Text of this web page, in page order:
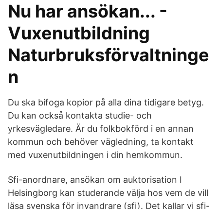
Nu har ansökan... -
Vuxenutbildning
Naturbruksförvaltninge
n
Du ska bifoga kopior på alla dina tidigare betyg.
Du kan också kontakta studie- och
yrkesvägledare. Är du folkbokförd i en annan
kommun och behöver vägledning, ta kontakt
med vuxenutbildningen i din hemkommun.
Sfi-anordnare, ansökan om auktorisation I
Helsingborg kan studerande välja hos vem de vill
läsa svenska för invandrare (sfi). Det kallar vi sfi-